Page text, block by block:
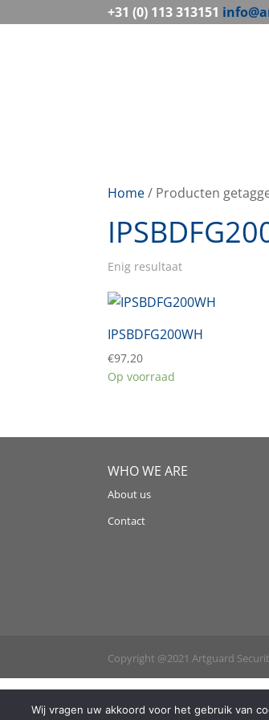
+31 (0) 113 313151
Home/ Producten
Enig resultaat
IPSBDFG200WH
€97,20
Op voorraad
WHO WE ARE
About us
Contact
Copyright @2021 Artguard
Wij vragen uw akkoord voor het gebruik van